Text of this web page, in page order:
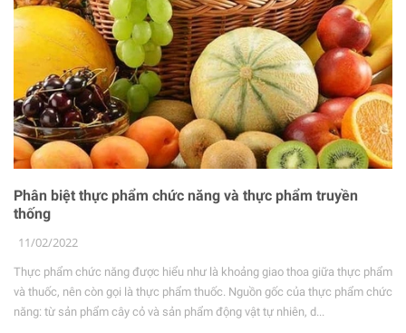
Phân biệt thực phẩm chức năng và thực phẩm truyền
thống
11/02/2022
Thực phẩm chức năng được hiểu như là khoảng giao thoa giữa thực phẩm
và thuốc, nên còn gọi là thực phẩm thuốc. Nguồn gốc của thực phẩm chức
năng: từ sản phẩm cây cỏ và sản phẩm động vật tự nhiên, d...